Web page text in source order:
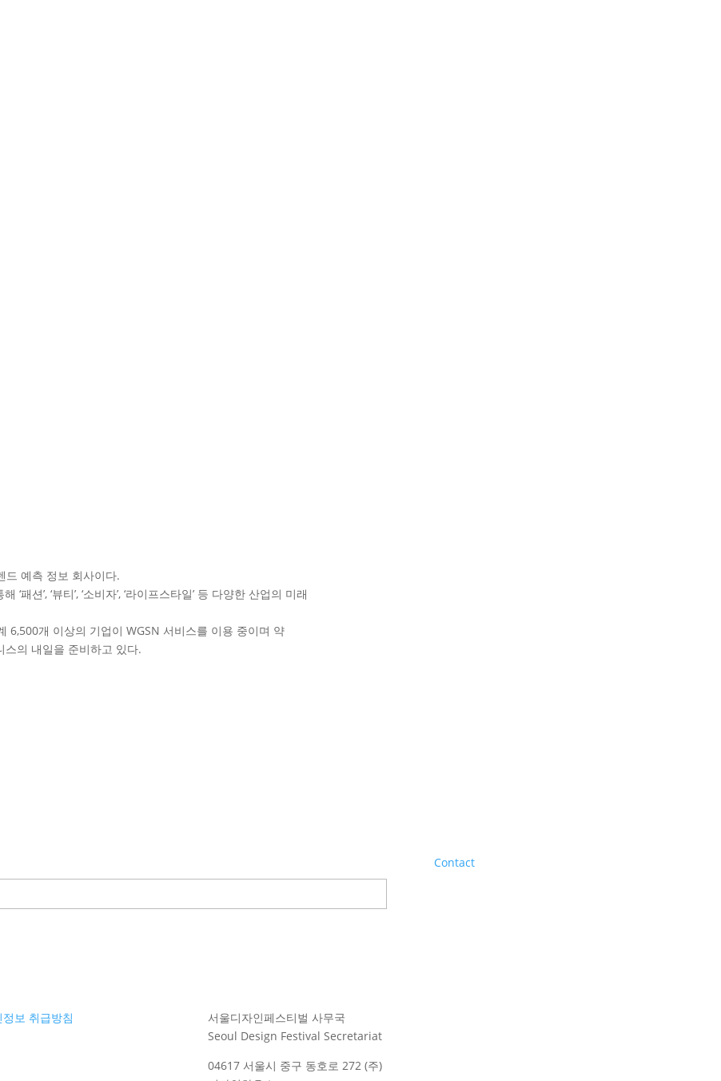
드 예측 정보 회사이다.
션’, ‘뷰티’, ‘소비자’, ‘라이프스타일’ 등 다양한 산업의 미래
6,500개 이상의 기업이 WGSN 서비스를 이용 중이며 약
스의 내일을 준비하고 있다.
Contact
정보 취급방침
서울디자인페스티벌 사무국
Seoul Design Festival Secretariat
04617 서울시 중구 동호로 272 (주)